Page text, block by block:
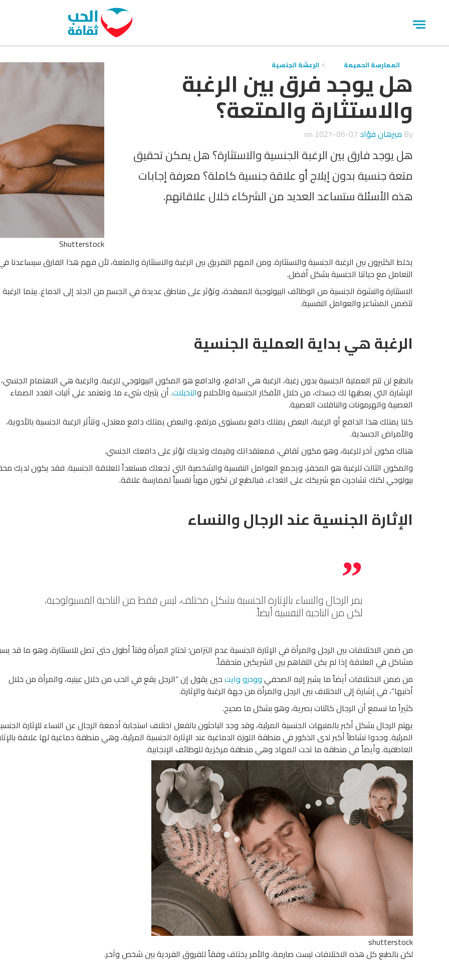
Open
menu
Shutterstock
الممارسة الحميمة الرعشة الجنسية
هل يوجد فرق بين الرغبة
والاستثارة والمتعة؟
By ميرهان فؤاد 2021-06-07
هل يوجد فارق بين الرغبة الجنسية والاستثارة؟ هل يمكن تحقيق
متعة جنسية بدون إيلاج أو علاقة جنسية كاملة؟ معرفة إجابات
هذه الأسئلة ستساعد العديد من الشركاء خلال علاقاتهم.
يخلط الكثيرون بين الرغبة الجنسية والاستثارة. ومن المهم التفريق بين الرغبة والاستثارة والمتعة، لأن فهم هذا الفارق سيساعدنا
التعامل مع حياتنا الجنسية بشكل أفضل.
الاستثارة والنشوة الجنسية من الوظائف البيولوجية المعقدة، وتؤثر على مناطق عديدة في الجسم من الجلد إلى الدماغ. بينما الرغبة
تتضمن المشاعر والعوامل النفسية.
الرغبة هي بداية العملية الجنسية
بالطبع لن تتم العملية الجنسية بدون رغبة، الرغبة هي الدافع، والدافع هو المكون البيولوجي للرغبة. والرغبة هي الاهتمام
الإشارة التي يعطيها لك جسدك، من خلال الأفكار الجنسية والأحلام والتخيلات. أن يثيرك شيء ما. وتعتمد على آليات الغدد الصماء
العصبية والهرمونات والناقلات العصبية.
كلنا يمتلك هذا الدافع أو الرغبة، البعض يمتلك دافع بمستوى مرتفع، والبعض يمتلك دافع معتدل، وتتأثر الرغبة الجنسية بالأدوية،
والأمراض الجسدية.
هناك مكون آخر للرغبة، وهو مكون ثقافي، فمعتقداتك وقيمك وتدينك تؤثر على دافعك الجنسي.
والمكون الثالث للرغبة هو المحفز، ويجمع العوامل النفسية والشخصية التي تجعلك مستعداً للعلاقة الجنسية. فقد يكون لديك
بيولوجي لكنك تشاجرت مع شريكك على الغداء، فبالطبع لن تكون مهيأ نفسياً لممارسة علاقة.
الإثارة الجنسية عند الرجال والنساء
يمر الرجال والنساء بالإثارة الجنسية بشكل مختلف، ليس فقط من الناحية الفسيولوجية،
لكن من الناحية النفسية أيضاً.
من ضمن الاختلافات بين الرجل والمرأة في الإثارة الجنسية عدم التزامن؛ تحتاج المرأة وقتاً أطول حتى تصل للاستثارة، وهو ما قد
مشاكل في العلاقة إذا لم يكن التفاهم بين الشريكين متحققاً.
من ضمن الاختلافات أيضاً ما يشير إليه الصحفيوودرووايتحين يقول إن “الرجل يقع في الحب من خلال عينيه، والمرأة من خلال
أذنيها”، في إشارة إلى الاختلاف بين الرجل والمرأة من جهة الرغبة والإثارة.
كثيراً ما نسمع أن الرجال كائنات بصرية، وهو بشكل ما صحيح.
يهتم الرجال بشكل أكبر بالمنبهات الجنسية المرئية، وقد وجد الباحثون بالفعل اختلاف استجابة أدمغة الرجال عن النساء للإثارة
المرئية. وجدوا نشاطاً أكبر لدى الذكور في منطقة اللوزة الدماغية عند الإثارة الجنسية المرئية، وهي منطقة دماغية لها علاقة
العاطفية. وأيضاً في منطقة ما تحت المهاد وهي منطقة مركزية للوظائف الإنجابية.
shutterstock
لكن بالطبع كل هذه الاختلافات ليست صارمة، والأمر يختلف وفقاً للفروق الفردية بين شخص وآخر.